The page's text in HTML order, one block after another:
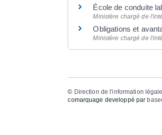
École de conduite
Ministère chargé de
Obligations et
Ministère chargé de
© Direction de l'information
comarquage developpé par